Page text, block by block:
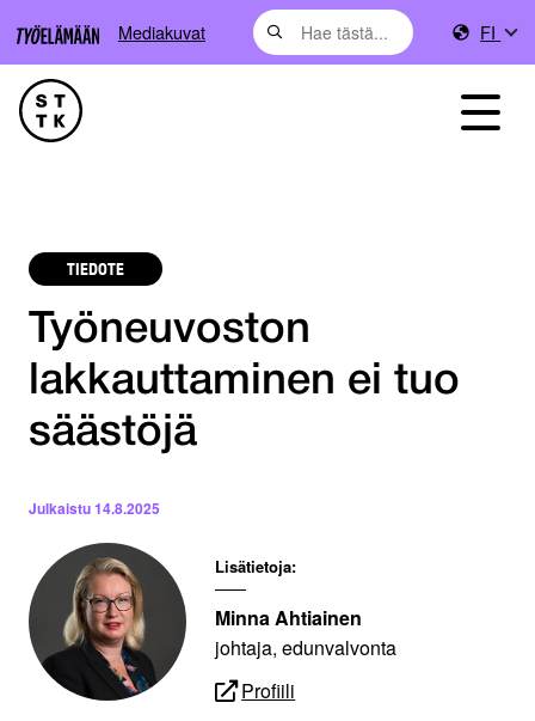
Mediakuvat FI
TIEDOTE
Työneuvoston
lakkauttaminen ei tuo
säästöjä
Julkaistu14.8.2025
Lisätietoja:
Minna Ahtiainen
johtaja, edunvalvonta
Profiili